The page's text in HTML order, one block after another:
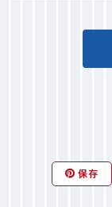
保存